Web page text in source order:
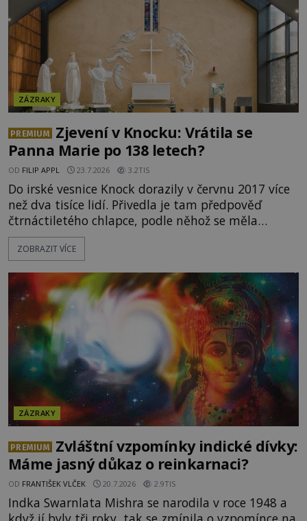
ZÁZRAKY
PREMIUM
Zjevení v Knocku: Vrátila se
Panna Marie po 138 letech?
OD FILIP APPL 23.7.2026 3.2TIS
Do irské vesnice Knock dorazily v červnu 2017 více
než dva tisíce lidí. Přivedla je tam předpověď
čtrnáctiletého chlapce, podle něhož se měla
přesně ve tři hodiny odpoledne zjevit Panna Marie.
Když slunce vystoupilo z mraků, část davu začala
chlapcovo proroctví, nebo poutníci spatřili pouze
neobvyklou hru světla? [gallery
ids="170530,170531,1705
ZOBRAZIT VÍCE
ZÁZRAKY
PREMIUM
Zvláštní vzpomínky indické dívky:
Máme jasný důkaz o reinkarnaci?
OD FRANTIŠEK VLČEK 20.7.2026 2.9TIS
Indka Swarnlata Mishra se narodila v roce 1948 a